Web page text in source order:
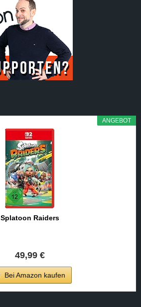
ANGEBOT
Splatoon Raiders
49,99 €
Bei Amazon kaufen